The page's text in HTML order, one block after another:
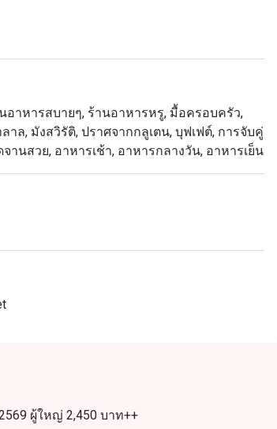
ำเสนอประสบการณ์บุฟเฟ่ต์อาหารนานาชาติสุดหรู
เชื่อมต่อโดยตรงกับ สถานีรถไฟฟ้า BTS
อาหารทะเลสดใหม่ ซาชิมิญี่ปุ่น และเนื้อย่าง
สดใหม่ทุกวัน
พฯ ที่ได้รับเสียงชื่นชมจากทั้งลูกค้าประจำและ
การอบอุ่น และเมนูที่หลากหลาย ครบทั้งซีฟู้ด
สุดในการรับประทานอาหาร เพียงเลือกช่วง
อาหารสบายๆ, ร้านอาหารหรู, มื้อครอบครัว,
ล, มังสวิรัติ, ปราศจากกลูเตน, บุฟเฟต์, การจับคู่
านสวย, อาหารเช้า, อาหารกลางวัน, อาหารเย็น
ผู้ใหญ่ 2,450 บาท++